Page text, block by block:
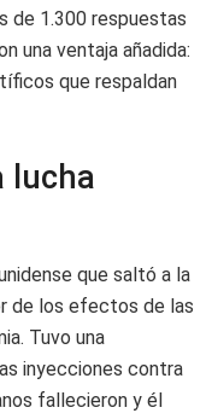
de 1.300 respuestas
una ventaja añadida:
que respaldan
lucha
que saltó a la
de los efectos de las
Tuvo una
inyecciones contra
fallecieron y él